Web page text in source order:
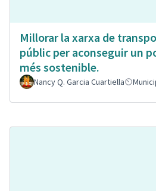
Millorar la xarxa de
públic per aconseguir un
més sostenible.
Nancy Q. Garcia Cuartiella